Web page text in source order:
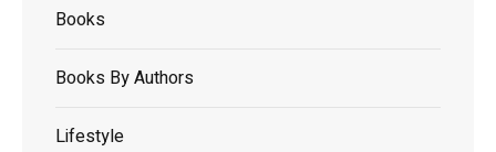
Books
Books By Authors
Lifestyle